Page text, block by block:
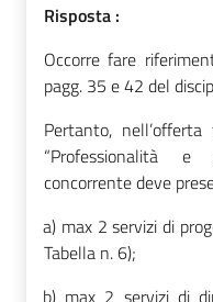
Risposta :
Occorre fare
pagg. 35 e 42 del
Pertanto,
“Professionalità e
concorrente deve
a) max 2 servizi di
Tabella n. 6);
b) max 2 servizi di